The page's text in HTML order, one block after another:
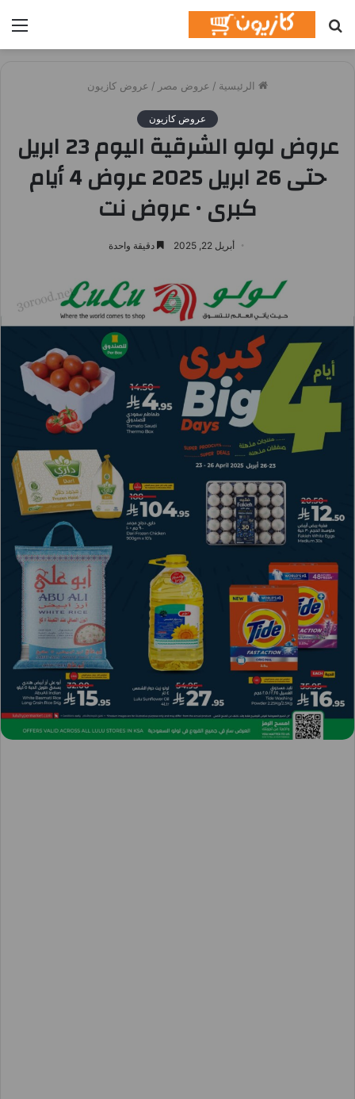
عن
الرئيسية / عروض مصر / عروض كازيون
عروض كازيون
عروض لولو الشرقية اليوم 23 ابريل
حتى 26 ابريل 2025 عروض 4 أيام
كبرى • عروض نت
أبريل 22, 2025 دقيقة واحدة